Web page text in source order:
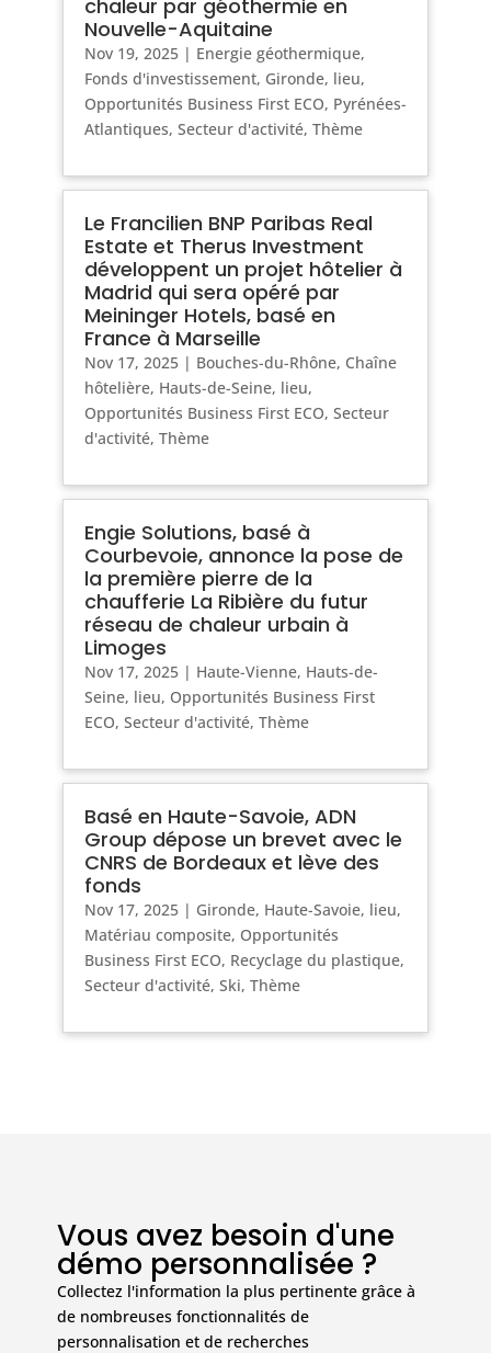
chaleur par géothermie en
Nouvelle-Aquitaine
Nov 19, 2025| Energie géothermique,
Fonds d'investissement, Gironde, lieu,
Opportunités Business First ECO, Pyrénées-
Atlantiques, Secteur d'activité, Thème
Le Francilien BNP Paribas Real
Estate et Therus Investment
développent un projet hôtelier à
Madrid qui sera opéré par
Meininger Hotels, basé en
France à Marseille
Nov 17, 2025| Bouches-du-Rhône, Chaîne
hôtelière, Hauts-de-Seine, lieu,
Opportunités Business First ECO, Secteur
d'activité, Thème
Engie Solutions, basé à
Courbevoie, annonce la pose de
la première pierre de la
chaufferie La Ribière du futur
réseau de chaleur urbain à
Limoges
Nov 17, 2025| Haute-Vienne, Hauts-de-
Seine, lieu, Opportunités Business First
ECO, Secteur d'activité, Thème
Basé en Haute-Savoie, ADN
Group dépose un brevet avec le
CNRS de Bordeaux et lève des
fonds
Nov 17, 2025| Gironde, Haute-Savoie, lieu,
Matériau composite, Opportunités
Business First ECO, Recyclage du plastique,
Secteur d'activité, Ski, Thème
Vous avez besoin d'une
démo personnalisée ?
Collectez l'information la plus pertinente grâce à
de nombreuses fonctionnalités de
personnalisation et de recherches